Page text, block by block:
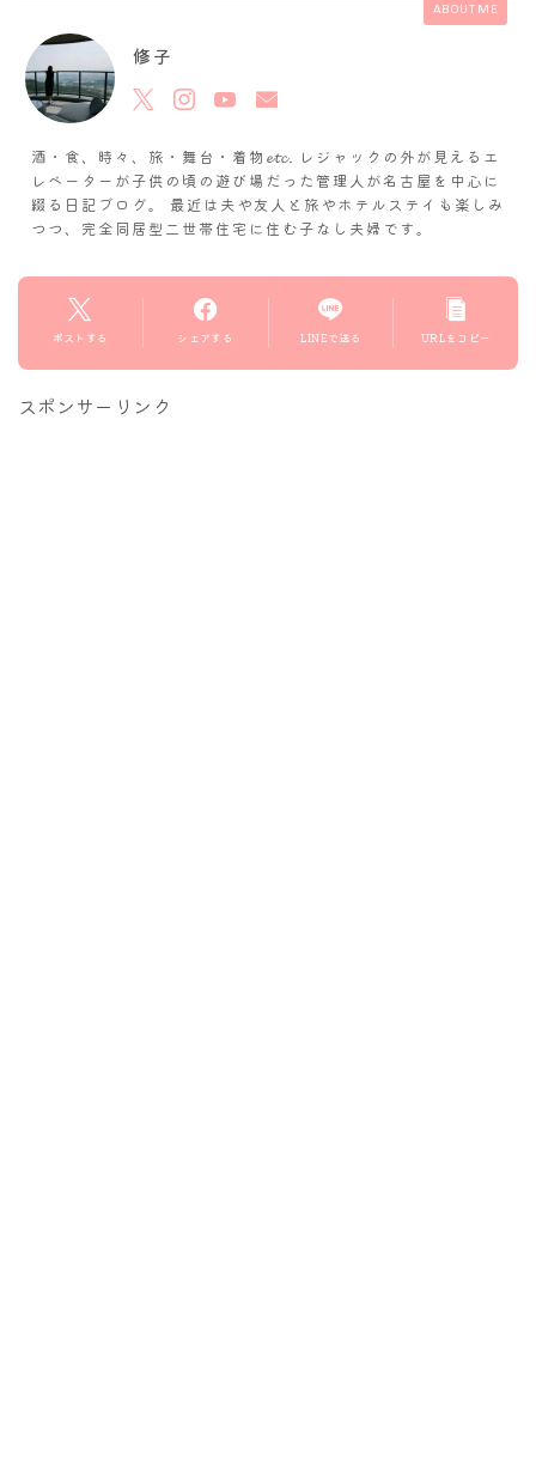
ABOUT ME
修子
酒・食、時々、旅・舞台・着物𝓮𝓽𝓬. レジャックの外が見えるエ
レベーターが子供の頃の遊び場だった管理人が名古屋を中心に
綴る日記ブログ。 最近は夫や友人と旅やホテルステイも楽しみ
つつ、完全同居型二世帯住宅に住む子なし夫婦です。
ポストする シェアする LINEで送る URLをコピー
スポンサーリンク